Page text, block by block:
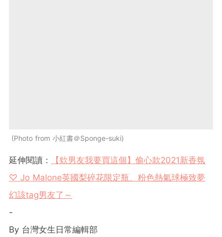
Photo from 小紅書＠Sponge-suki
延伸閱讀：
【欸男友我要買這個】偷心款2021新香氛
♡ Jo Malone英國梨碎花限定瓶、粉色熱氣球極致夢
幻該tag男友了～
-
By 台灣女生日常編輯部